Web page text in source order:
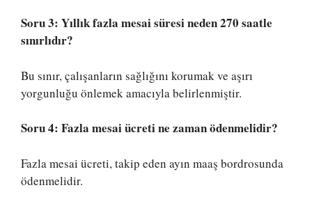
Soru 3: Yıllık fazla mesai süresi neden 270 saatle
sınırlıdır?
Bu sınır, çalışanların sağlığını korumak ve aşırı
yorgunluğu önlemek amacıyla belirlenmiştir.
Soru 4: Fazla mesai ücreti ne zaman ödenmelidir?
Fazla mesai ücreti, takip eden ayın maaş bordrosunda
ödenmelidir.